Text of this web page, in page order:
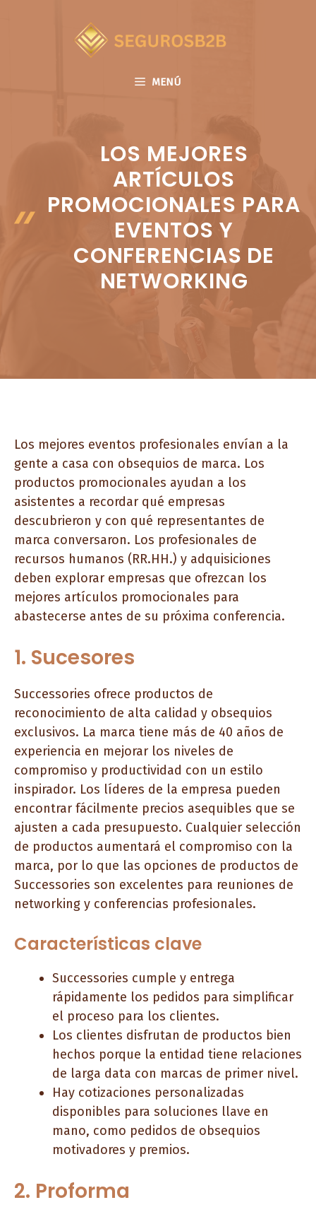
MENÚ
LOS MEJORES
ARTÍCULOS
PROMOCIONALES PARA
EVENTOS Y
CONFERENCIAS DE
NETWORKING
Los mejores eventos profesionales envían a la
gente a casa con obsequios de marca. Los
productos promocionales ayudan a los
asistentes a recordar qué empresas
descubrieron y con qué representantes de
marca conversaron. Los profesionales de
recursos humanos (RR.HH.) y adquisiciones
deben explorar empresas que ofrezcan los
mejores artículos promocionales para
abastecerse antes de su próxima conferencia.
1. Sucesores
Successories ofrece productos de
reconocimiento de alta calidad y obsequios
exclusivos. La marca tiene más de 40 años de
experiencia en mejorar los niveles de
compromiso y productividad con un estilo
inspirador. Los líderes de la empresa pueden
encontrar fácilmente precios asequibles que se
ajusten a cada presupuesto. Cualquier selección
de productos aumentará el compromiso con la
marca, por lo que las opciones de productos de
Successories son excelentes para reuniones de
networking y conferencias profesionales.
Características clave
Successories cumple y entrega
rápidamente los pedidos para simplificar
el proceso para los clientes.
Los clientes disfrutan de productos bien
hechos porque la entidad tiene relaciones
de larga data con marcas de primer nivel.
Hay cotizaciones personalizadas
disponibles para soluciones llave en
mano, como pedidos de obsequios
motivadores y premios.
2. Proforma